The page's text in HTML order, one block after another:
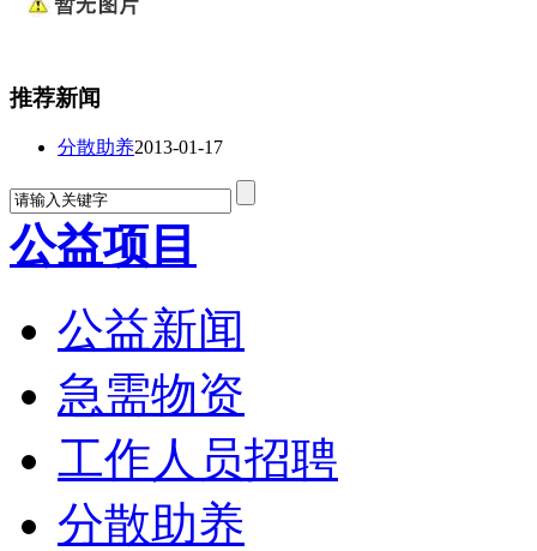
推荐新闻
分散助养2013-01-17
公益项目
公益新闻
急需物资
工作人员招聘
分散助养